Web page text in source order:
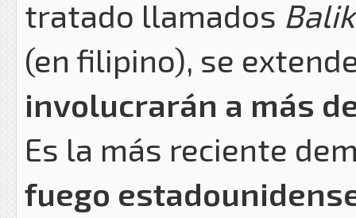
tratado llamados
(en filipino), se
involucrarán a más
Es la más reciente
fuego